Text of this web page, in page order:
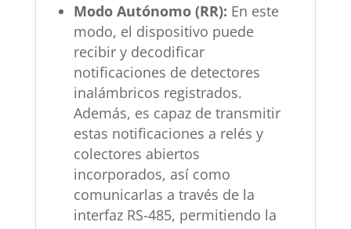
Modo Autónomo (RR): En este
modo, el dispositivo puede
recibir y decodificar
notificaciones de detectores
inalámbricos registrados.
Además, es capaz de transmitir
estas notificaciones a relés y
colectores abiertos
incorporados, así como
comunicarlas a través de la
interfaz RS-485, permitiendo la